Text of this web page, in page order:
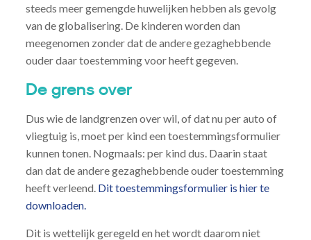
steeds meer gemengde huwelijken hebben als gevolg
van de globalisering. De kinderen worden dan
meegenomen zonder dat de andere gezaghebbende
ouder daar toestemming voor heeft gegeven.
De grens over
Dus wie de landgrenzen over wil, of dat nu per auto of
vliegtuig is, moet per kind een toestemmingsformulier
kunnen tonen. Nogmaals: per kind dus. Daarin staat
dan dat de andere gezaghebbende ouder toestemming
heeft verleend. Dit toestemmingsformulier is hier te
downloaden.
Dit is wettelijk geregeld en het wordt daarom niet